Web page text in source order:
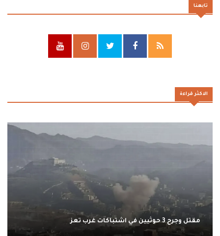
تابعنا
الاكثر قراءة
مقتل وجرح 3 حوثيين في اشتباكات غرب تعز